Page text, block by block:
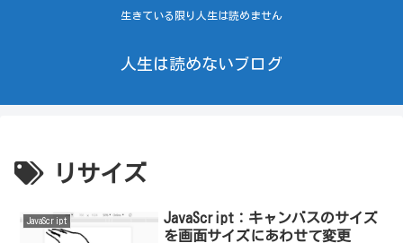
生きている限り人生は読めません
人生は読めないブログ
リサイズ
JavaScript
JavaScript：キャンバスのサイズ
を画面サイズにあわせて変更